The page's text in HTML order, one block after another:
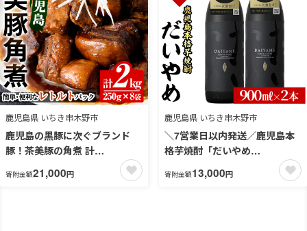
鹿児島県 いちき串木野市
鹿児島の黒豚に次ぐブランド
豚！茶美豚の角煮 計
2kg(250g×8パック) 国産 国産
豚 九州産 茶美豚 チャーミート
寄附金額21,000円
鹿児島県 いちき串木野市
＼7営業日以内発送／鹿児島本
格芋焼酎「だいやめ
(DAIYAME)」(900ml×2本) 国
産 九州産 鹿児島 濱田酒造 酒
寄附金額13,000円